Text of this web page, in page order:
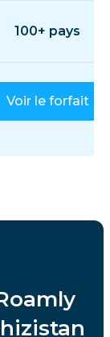
100+ pays
Voir le forfait